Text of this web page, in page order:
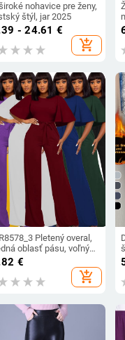
nohavice pre ženy,
štýl, jar 2025
- 24.61 €
add_shopping_cart
Pletený overal,
oblasť pásu, voľný
polyester-elastán, leto
€
add_shopping_cart